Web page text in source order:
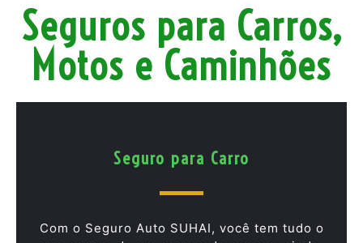
Seguros para Carros,
Motos e Caminhões
Seguro para Carro
Com o Seguro Auto SUHAI, você tem tudo o